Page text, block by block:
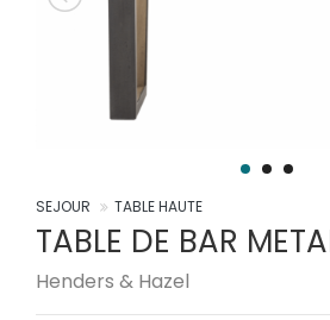
SEJOUR TABLE HAUTE
TABLE DE BAR
Henders & Hazel